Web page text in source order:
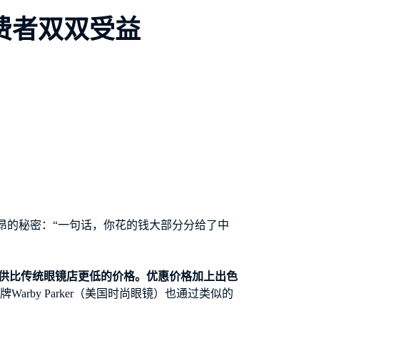
者双双受益
的秘密：“一句话，你花的钱大部分分给了中
比传统眼镜店更低的价格。优惠价格加上出色
Warby Parker（美国时尚眼镜）也通过类似的